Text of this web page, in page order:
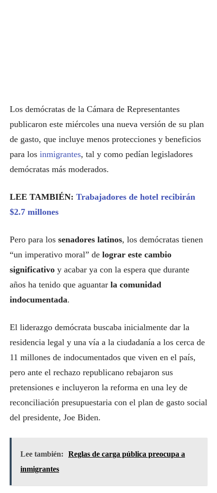
Los demócratas de la Cámara de Representantes
publicaron este miércoles una nueva versión de su plan
de gasto, que incluye menos protecciones y beneficios
para los inmigrantes, tal y como pedían legisladores
demócratas más moderados.
LEE TAMBIÉN: Trabajadores de hotel recibirán
$2.7 millones
Pero para los senadores latinos, los demócratas tienen
“un imperativo moral” de lograr este cambio
significativo y acabar ya con la espera que durante
años ha tenido que aguantar la comunidad
indocumentada.
El liderazgo demócrata buscaba inicialmente dar la
residencia legal y una vía a la ciudadanía a los cerca de
11 millones de indocumentados que viven en el país,
pero ante el rechazo republicano rebajaron sus
pretensiones e incluyeron la reforma en una ley de
reconciliación presupuestaria con el plan de gasto social
del presidente, Joe Biden.
Lee también:
Reglas de carga pública preocupa a
inmigrantes